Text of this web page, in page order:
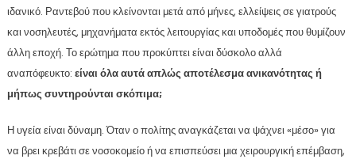
ιδανικό. Ραντεβού που κλείνονται μετά από μήνες, ελλείψεις σε γιατρούς
και νοσηλευτές, μηχανήματα εκτός λειτουργίας και υποδομές που θυμίζουν
άλλη εποχή. Το ερώτημα που προκύπτει είναι δύσκολο αλλά
αναπόφευκτο: είναι όλα αυτά απλώς αποτέλεσμα ανικανότητας ή
μήπως συντηρούνται σκόπιμα;
Η υγεία είναι δύναμη. Όταν ο πολίτης αναγκάζεται να ψάχνει «μέσο» για
να βρει κρεβάτι σε νοσοκομείο ή να επισπεύσει μια χειρουργική επέμβαση,